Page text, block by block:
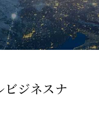
ビジネスナ